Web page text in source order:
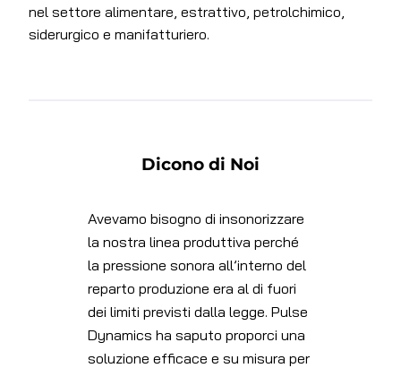
nel settore alimentare, estrattivo, petrolchimico,
siderurgico e manifatturiero.
Dicono di Noi
Avevamo bisogno di insonorizzare
la nostra linea produttiva perché
la pressione sonora all’interno del
reparto produzione era al di fuori
dei limiti previsti dalla legge. Pulse
Dynamics ha saputo proporci una
soluzione efficace e su misura per